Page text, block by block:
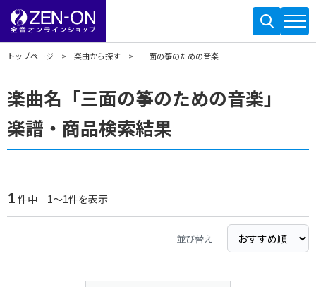
トップページ 楽曲から探す 三面の筝のための音楽
楽曲名「三面の筝のための音楽」
楽譜・商品検索結果
1 件中 1～1件を表示
並び替え